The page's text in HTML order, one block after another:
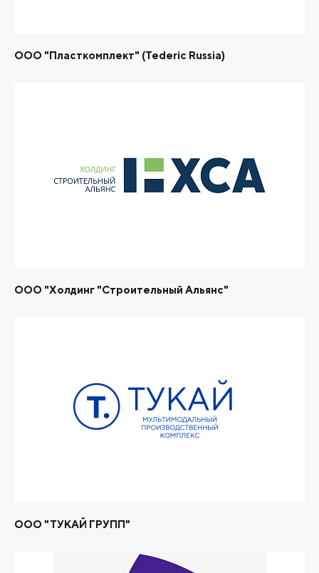
ООО "Пласткомплект" (Tederic Russia)
ООО "Холдинг "Строительный Альянс"
ООО "ТУКАЙ ГРУПП"